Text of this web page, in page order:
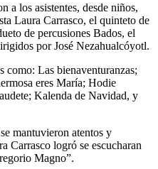
a los asistentes, desde niños,
Laura Carrasco, el quinteto de
de percusiones Bados, el
por José Nezahualcóyotl.
como: Las bienaventuranzas;
eres María; Hodie
Kalenda de Navidad, y
mantuvieron atentos y
Carrasco logró se escucharan
Magno”.